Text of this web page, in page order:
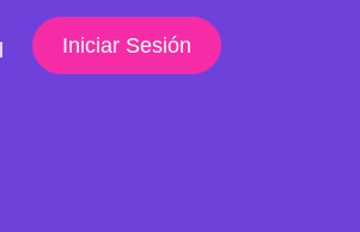
Iniciar Sesión